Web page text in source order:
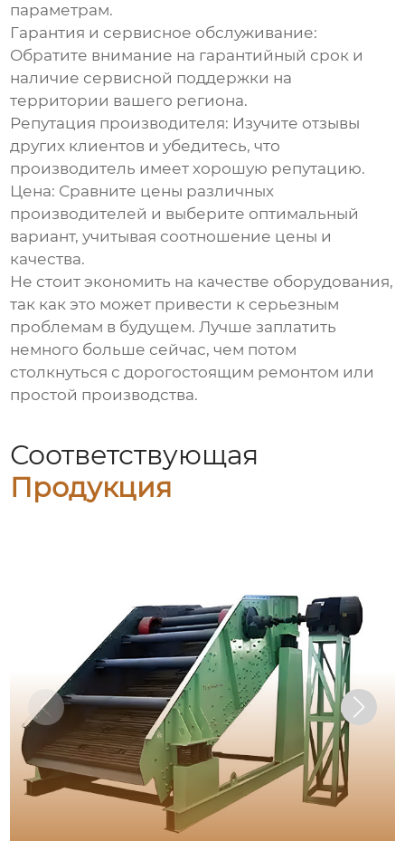
параметрам.
Гарантия и сервисное обслуживание:
Обратите внимание на гарантийный срок и
наличие сервисной поддержки на
территории вашего региона.
Репутация производителя: Изучите отзывы
других клиентов и убедитесь, что
производитель имеет хорошую репутацию.
Цена: Сравните цены различных
производителей и выберите оптимальный
вариант, учитывая соотношение цены и
качества.
Не стоит экономить на качестве оборудования,
так как это может привести к серьезным
проблемам в будущем. Лучше заплатить
немного больше сейчас, чем потом
столкнуться с дорогостоящим ремонтом или
простой производства.
Соответствующая
Продукция